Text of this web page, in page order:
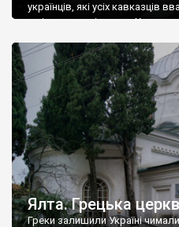
українців, які усіх кавказців
є відданими вірянами Христа
Ялта. Грецька
Греки залишили Україні